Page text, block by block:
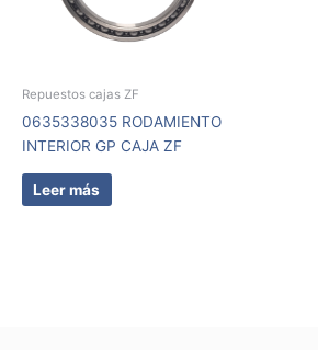
Repuestos cajas ZF
0635338035 RODAMIENTO
INTERIOR GP CAJA ZF
Leer más